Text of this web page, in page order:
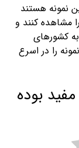
نمونه هستند
مشاهده کنند و
کشورهای
را در اسرع
بوده